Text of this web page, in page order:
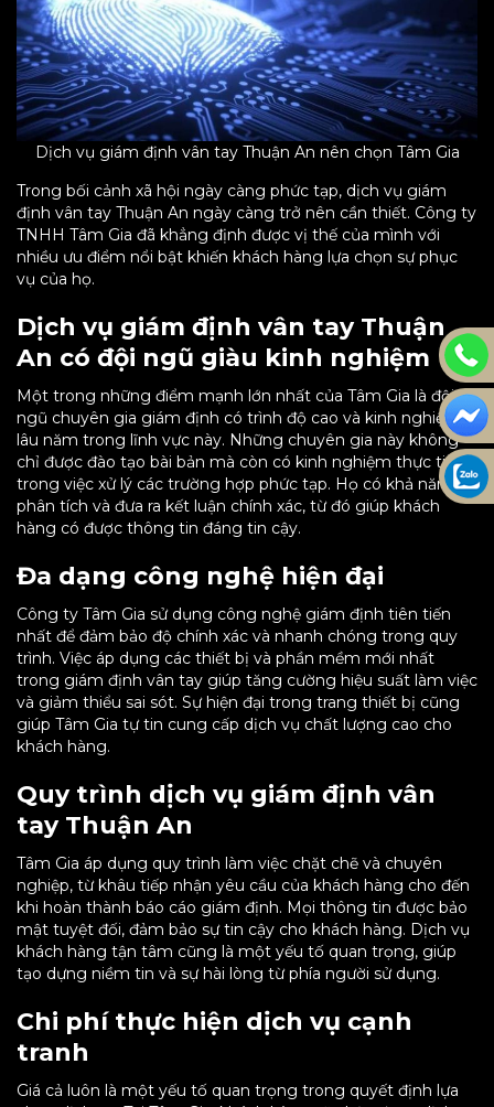
Dịch vụ giám định vân tay Thuận An nên chọn Tâm Gia
Trong bối cảnh xã hội ngày càng phức tạp, dịch vụ giám
định vân tay Thuận An ngày càng trở nên cần thiết. Công ty
TNHH Tâm Gia đã khẳng định được vị thế của mình với
nhiều ưu điểm nổi bật khiến khách hàng lựa chọn sự phục
vụ của họ.
Dịch vụ giám định vân tay Thuận
An có đội ngũ giàu kinh nghiệm
Một trong những điểm mạnh lớn nhất của Tâm Gia là đội
ngũ chuyên gia giám định có trình độ cao và kinh nghiệm
lâu năm trong lĩnh vực này. Những chuyên gia này không
chỉ được đào tạo bài bản mà còn có kinh nghiệm thực tiễn
trong việc xử lý các trường hợp phức tạp. Họ có khả năng
phân tích và đưa ra kết luận chính xác, từ đó giúp khách
hàng có được thông tin đáng tin cậy.
Đa dạng công nghệ hiện đại
Công ty Tâm Gia sử dụng công nghệ giám định tiên tiến
nhất để đảm bảo độ chính xác và nhanh chóng trong quy
trình. Việc áp dụng các thiết bị và phần mềm mới nhất
trong giám định vân tay giúp tăng cường hiệu suất làm việc
và giảm thiểu sai sót. Sự hiện đại trong trang thiết bị cũng
giúp Tâm Gia tự tin cung cấp dịch vụ chất lượng cao cho
khách hàng.
Quy trình dịch vụ giám định vân
tay Thuận An
Tâm Gia áp dụng quy trình làm việc chặt chẽ và chuyên
nghiệp, từ khâu tiếp nhận yêu cầu của khách hàng cho đến
khi hoàn thành báo cáo giám định. Mọi thông tin được bảo
mật tuyệt đối, đảm bảo sự tin cậy cho khách hàng. Dịch vụ
khách hàng tận tâm cũng là một yếu tố quan trọng, giúp
tạo dựng niềm tin và sự hài lòng từ phía người sử dụng.
Chi phí thực hiện dịch vụ cạnh
tranh
Giá cả luôn là một yếu tố quan trọng trong quyết định lựa